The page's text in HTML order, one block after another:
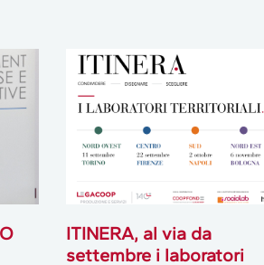
ITINERA, al via da
settembre i laboratori